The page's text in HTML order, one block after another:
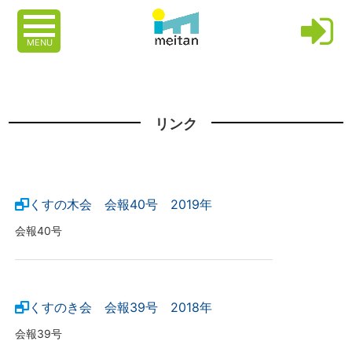
MENU
リンク
くすの木会 会報40号 2019年
会報40号
くすのき会 会報39号 2018年
会報39号